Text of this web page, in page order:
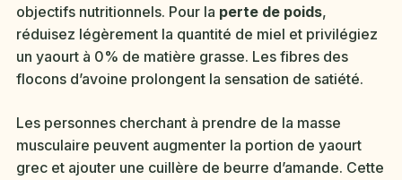
objectifs nutritionnels. Pour la perte de poids,
réduisez légèrement la quantité de miel et privilégiez
un yaourt à 0% de matière grasse. Les fibres des
flocons d’avoine prolongent la sensation de satiété.
Les personnes cherchant à prendre de la masse
musculaire peuvent augmenter la portion de yaourt
grec et ajouter une cuillère de beurre d’amande. Cette